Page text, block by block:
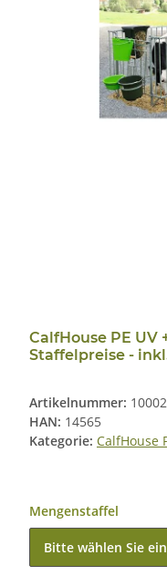
CalfHouse PE UV
Staffelpreise -
Artikelnummer: 10002
HAN: 14565
Kategorie: CalfHouse
Mengenstaffel
Bitte wählen Sie